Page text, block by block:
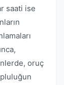
saati ise
oruç